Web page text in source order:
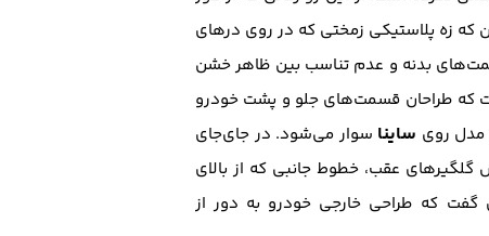
زه پلاستیکی زمختی که در روی درهای
بدنه و عدم تناسب بین ظاهر خشن
که طراحان قسمت‌های جلو و پشت خودرو
ساینا سوار می‌شود. در جای‌جای
عقب، خطوط جانبی که از بالای
که طراحی خارجی خودرو به دور از